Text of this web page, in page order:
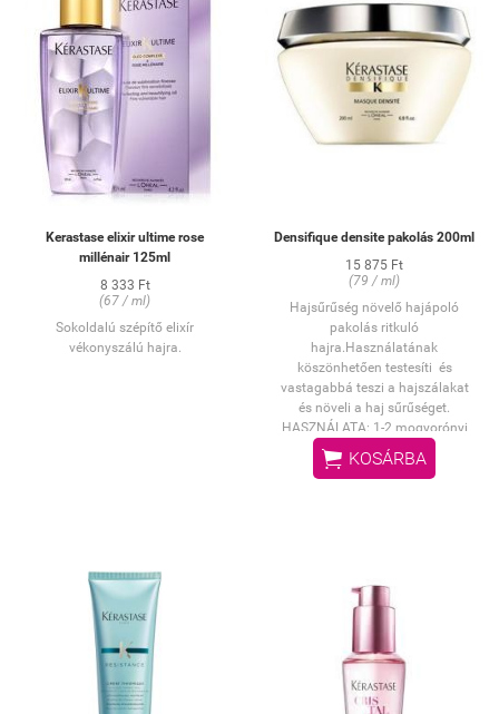
masszírozza be, majd alaposan
öblítse ki.
Kerastase elixir ultime rose
millénair 125ml
8 333 Ft
(67 / ml)
Sokoldalú szépítő elixír
vékonyszálú hajra.
Densifique densite pakolás 200ml
15 875 Ft
(79 / ml)
Hajsűrűség növelő hajápoló
pakolás ritkuló
hajra.Használatának
köszönhetően testesíti és
vastagabbá teszi a hajszálakat
és növeli a haj sűrűséget.
HASZNÁLATA: 1-2 mogyorónyi
mennyiséget vigyen fel a
megmosott törülközőszáraz haj
 KOSÁRBA